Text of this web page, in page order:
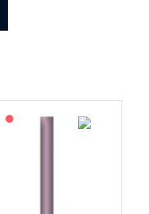
Lagerført: NEK Kabel
På forespørsel